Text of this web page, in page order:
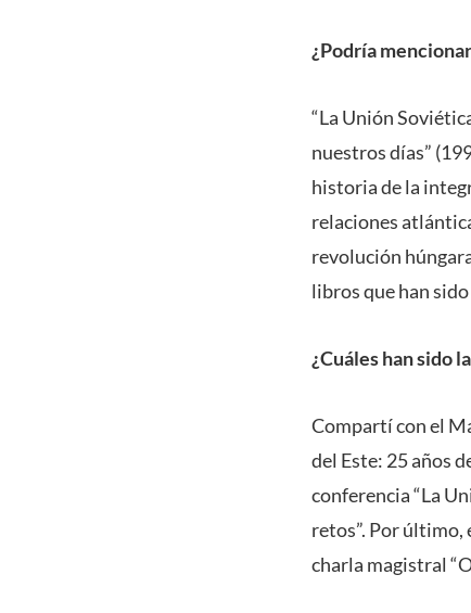
¿Podría
“La Unión
nuestros días”
historia de la
relaciones
revolución
libros que han
¿Cuáles han sido
Compartí con el
del Este: 25 años
conferencia “La
retos”. Por último,
charla magistral